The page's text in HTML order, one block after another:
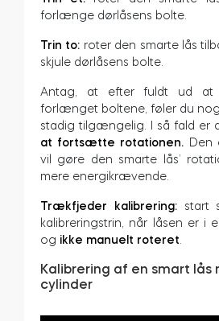
forlænge dørlåsens bolte.
Trin to: roter den smarte lås
skjule dørlåsens bolte.
Antag, at efter fuldt ud at
forlænget boltene, føler du
stadig tilgængelig. I så fald er
at fortsætte rotationen. Den
vil gøre den smarte lås’
mere energikrævende.
Trækfjeder kalibrering:start
kalibreringstrin, når låsen er i
og ikke manuelt roteret
Kalibrering af en smart lås
cylinder